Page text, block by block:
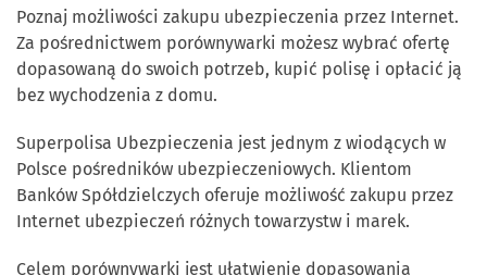
Poznaj możliwości zakupu ubezpieczenia przez Internet.
Za pośrednictwem porównywarki możesz wybrać ofertę
dopasowaną do swoich potrzeb, kupić polisę i opłacić ją
bez wychodzenia z domu.
Superpolisa Ubezpieczenia jest jednym z wiodących w
Polsce pośredników ubezpieczeniowych. Klientom
Banków Spółdzielczych oferuje możliwość zakupu przez
Internet ubezpieczeń różnych towarzystw i marek.
Celem porównywarki jest ułatwienie dopasowania